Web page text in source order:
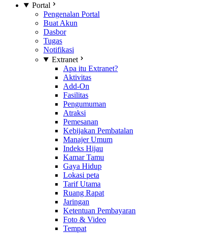
Portal
Pengenalan Portal
Buat Akun
Dasbor
Tugas
Notifikasi
Extranet
Apa itu Extranet?
Aktivitas
Add-On
Fasilitas
Pengumuman
Atraksi
Pemesanan
Kebijakan Pembatalan
Manajer Umum
Indeks Hijau
Kamar Tamu
Gaya Hidup
Lokasi peta
Tarif Utama
Ruang Rapat
Jaringan
Ketentuan Pembayaran
Foto & Video
Tempat